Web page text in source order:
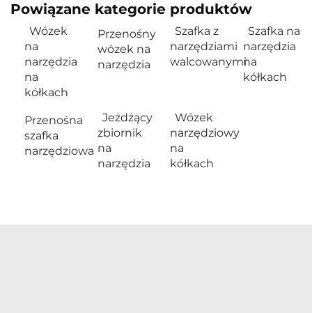
Powiązane kategorie produktów
Wózek
na
narzędzia
na
kółkach
Przenośny
wózek na
narzędzia
Szafka z
narzędziami
walcowanymi
Szafka na
narzędzia
na
kółkach
Przenośna
szafka
narzędziowa
Jeżdżący
zbiornik
na
narzędzia
Wózek
narzędziowy
na
kółkach